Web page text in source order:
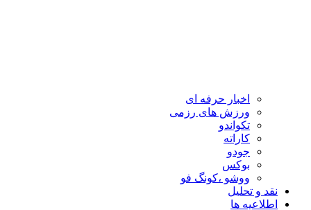
اخبار حرفه ای
ورزش های رزمی
تکواندو
کاراته
جودو
بوکس
ووشو ،کونگ فو
نقد و تحلیل
اطلاعیه ها